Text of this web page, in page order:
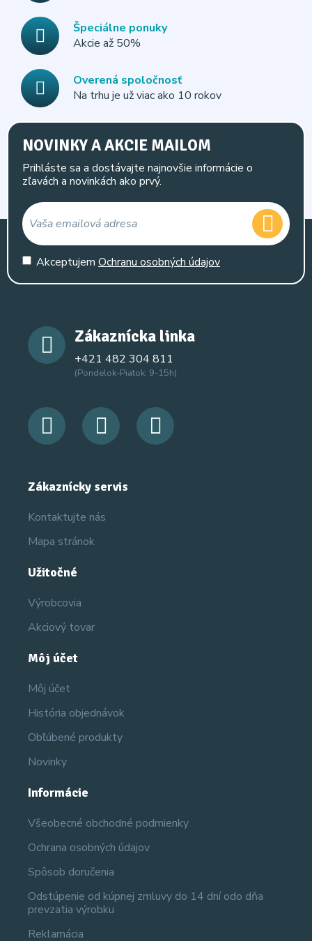
Špeciálne ponuky
Akcie až 50%
Overená spoločnosť
Na trhu je už viac ako 10 rokov
NOVINKY A AKCIE MAILOM
Prihláste sa a dostávajte najnovšie informácie o
zľavách a novinkách ako prvý.
Akceptujem Ochranu osobných údajov
Zákaznícka linka
+421 482 304 811
(Pondelok-Piatok: 9-15h)
Zákaznícky servis
Kontaktujte nás
Mapa stránok
Užitočné
Výrobcovia
Akciový tovar
Môj účet
Môj účet
História objednávok
Obľúbené produkty
Novinky
Informácie
Všeobecné obchodné podmienky
Ochrana osobných údajov
Spôsob doručenia
Odstúpenie od kúpnej zmluvy do 14 dní odo dňa
prevzatia výrobku
Reklamácia